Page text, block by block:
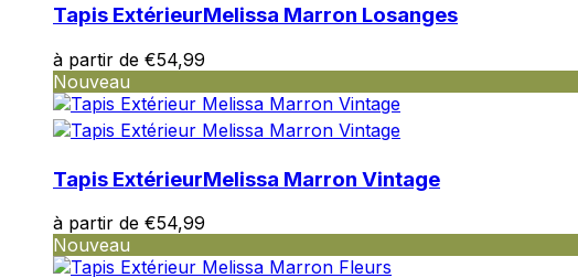
Tapis ExtérieurMelissa Marron Losanges
à partir de €54,99
Nouveau
Tapis ExtérieurMelissa Marron Vintage
à partir de €54,99
Nouveau